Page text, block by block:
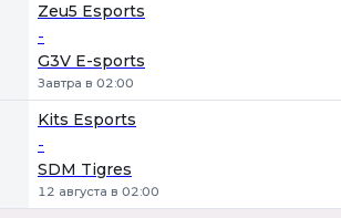
Zeu5 Esports
-
G3V E-sports
Завтра в 02:00
Kits Esports
-
SDM Tigres
12 августа в 02:00